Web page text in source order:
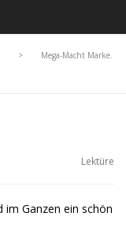
>
Mega-Macht Marke.
Lektüre
im Ganzen ein schön